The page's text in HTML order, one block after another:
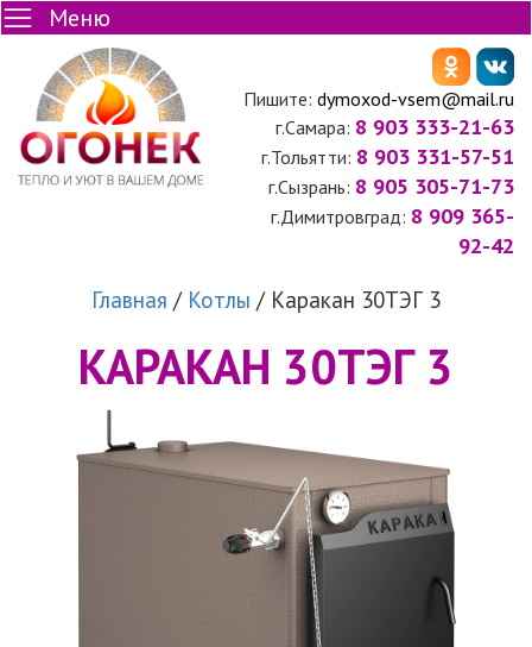
Меню
Пишите: dymoxod-vsem@mail.ru
г.Самара: 8 903 333-21-63
г.Тольятти: 8 903 331-57-51
г.Сызрань: 8 905 305-71-73
г.Димитровград: 8 909 365-
92-42
Главная / Котлы / Каракан 30ТЭГ 3
КАРАКАН 30ТЭГ 3